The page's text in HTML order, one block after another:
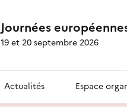
Journées
19 et 20 septembre 2026
Actualités Espace